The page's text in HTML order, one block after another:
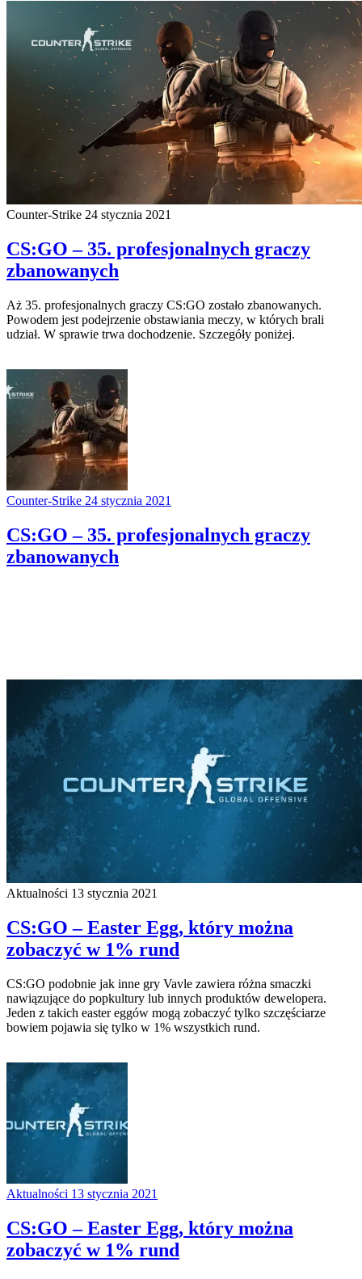
Counter-Strike 24 stycznia 2021
CS:GO – 35. profesjonalnych graczy
zbanowanych
Aż 35. profesjonalnych graczy CS:GO zostało zbanowanych.
Powodem jest podejrzenie obstawiania meczy, w których brali
udział. W sprawie trwa dochodzenie. Szczegóły poniżej.
Counter-Strike 24 stycznia 2021
CS:GO – 35. profesjonalnych graczy
zbanowanych
Aktualności 13 stycznia 2021
CS:GO – Easter Egg, który można
zobaczyć w 1% rund
CS:GO podobnie jak inne gry Vavle zawiera różna smaczki
nawiązujące do popkultury lub innych produktów dewelopera.
Jeden z takich easter eggów mogą zobaczyć tylko szczęściarze
bowiem pojawia się tylko w 1% wszystkich rund.
Aktualności 13 stycznia 2021
CS:GO – Easter Egg, który można
zobaczyć w 1% rund